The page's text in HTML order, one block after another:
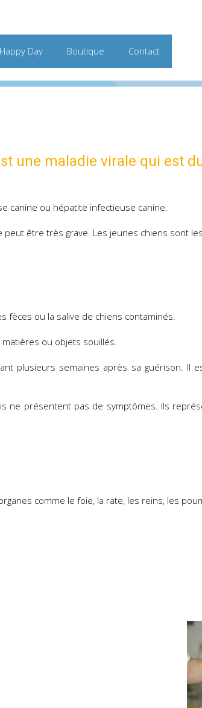
Happy Day Boutique Contact
une maladie virale qui est
canine ou hépatite infectieuse canine.
peut être très grave. Les jeunes chiens sont
fèces ou la salive de chiens contaminés.
ou objets souillés.
plusieurs semaines après sa guérison. Il
ne présentent pas de symptômes. Ils
comme le foie, la rate, les reins, les